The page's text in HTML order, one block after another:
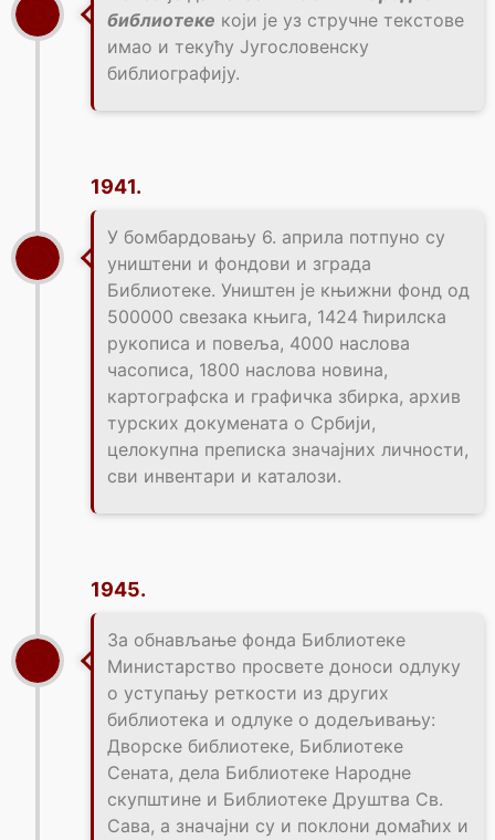
библиотеке који је уз стручне текстове
имао и текућу Југословенску
библиографију.
1941.
У бомбардовању 6. априла потпуно су
уништени и фондови и зграда
Библиотеке. Уништен је књижни фонд од
500000 свезака књига, 1424 ћирилска
рукописа и повеља, 4000 наслова
часописа, 1800 наслова новина,
картографска и графичка збирка, архив
турских докумената о Србији,
целокупна преписка значајних личности,
сви инвентари и каталози.
1945.
За обнављање фонда Библиотеке
Министарство просвете доноси одлуку
о уступању реткости из других
библиотека и одлуке о додељивању:
Дворске библиотеке, Библиотеке
Сената, дела Библиотеке Народне
скупштине и Библиотеке Друштва Св.
Сава, а значајни су и поклони домаћих и